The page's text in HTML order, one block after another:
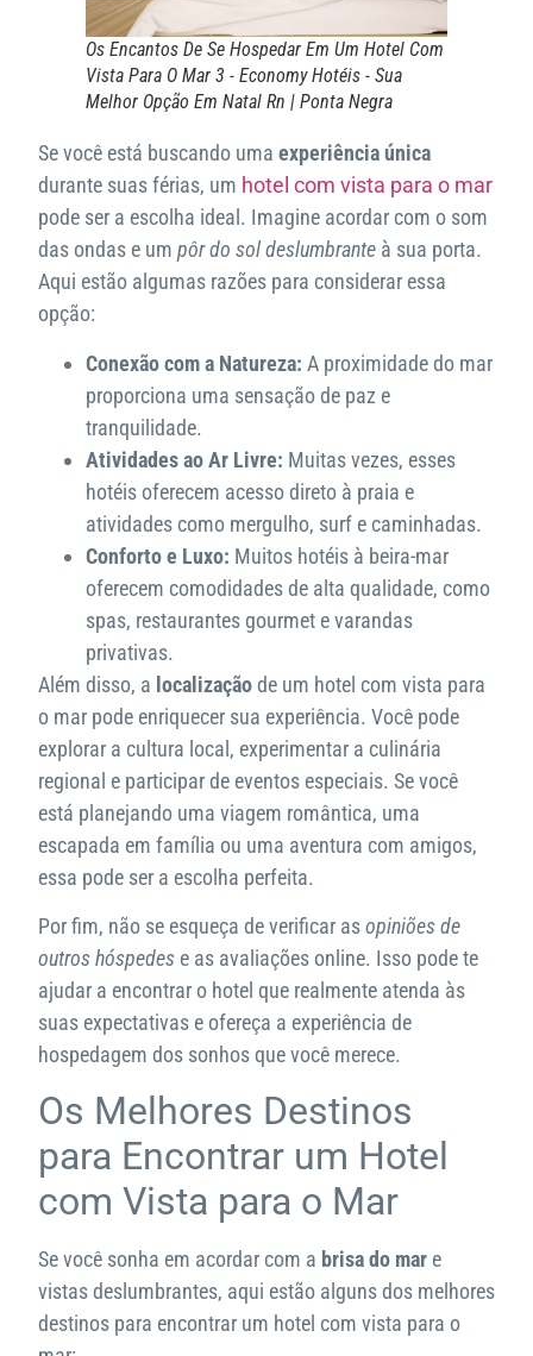
Os Encantos De Se Hospedar Em Um Hotel Com
Vista Para O Mar 3 - Economy Hotéis - Sua
Melhor Opção Em Natal Rn | Ponta Negra
Se você está buscando uma experiência única
durante suas férias, um hotel com vista para o mar
pode ser a escolha ideal. Imagine acordar com o som
das ondas e um pôr do sol deslumbrante à sua porta.
Aqui estão algumas razões para considerar essa
opção:
Conexão com a Natureza: A proximidade do mar
proporciona uma sensação de paz e
tranquilidade.
Atividades ao Ar Livre: Muitas vezes, esses
hotéis oferecem acesso direto à praia e
atividades como mergulho, surf e caminhadas.
Conforto e Luxo: Muitos hotéis à beira-mar
oferecem comodidades de alta qualidade, como
spas, restaurantes gourmet e varandas
privativas.
Além disso, a localizaçãode um hotel com vista para
o mar pode enriquecer sua experiência. Você pode
explorar a cultura local, experimentar a culinária
regional e participar de eventos especiais. Se você
está planejando uma viagem romântica, uma
escapada em família ou uma aventura com amigos,
essa pode ser a escolha perfeita.
Por fim, não se esqueça de verificar asopiniões de
outros hóspedes e as avaliações online. Isso pode te
ajudar a encontrar o hotel que realmente atenda às
suas expectativas e ofereça a experiência de
hospedagem dos sonhos que você merece.
Os Melhores Destinos
para Encontrar um Hotel
com Vista para o Mar
Se você sonha em acordar com a brisa do mar e
vistas deslumbrantes, aqui estão alguns dos melhores
destinos para encontrar um hotel com vista para o